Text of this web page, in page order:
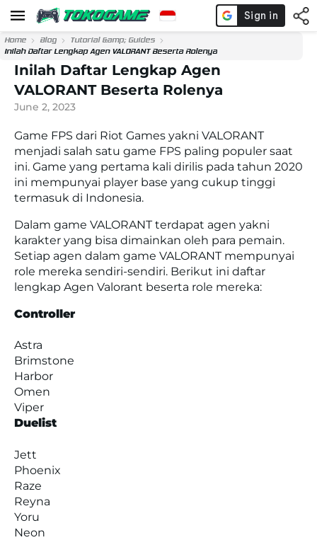
Home Blog
Tutorial &amp; Guides
Inilah Daftar Lengkap Agen VALORANT Beserta Rolenya
Inilah Daftar Lengkap Agen
VALORANT Beserta Rolenya
June 2, 2023
Game FPS dari Riot Games yakni VALORANT
menjadi salah satu game FPS paling populer saat
ini. Game yang pertama kali dirilis pada tahun 2020
ini mempunyai player base yang cukup tinggi
termasuk di Indonesia.
Dalam game VALORANT terdapat agen yakni
karakter yang bisa dimainkan oleh para pemain.
Setiap agen dalam game VALORANT mempunyai
role mereka sendiri-sendiri. Berikut ini daftar
lengkap Agen Valorant beserta role mereka:
Controller
Astra
Brimstone
Harbor
Omen
Viper
Duelist
Jett
Phoenix
Raze
Reyna
Yoru
Neon